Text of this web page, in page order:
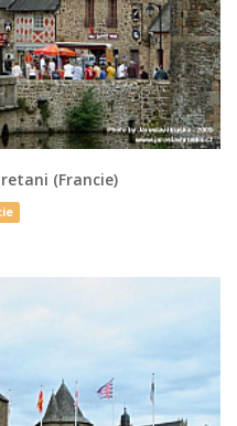
(Francie)